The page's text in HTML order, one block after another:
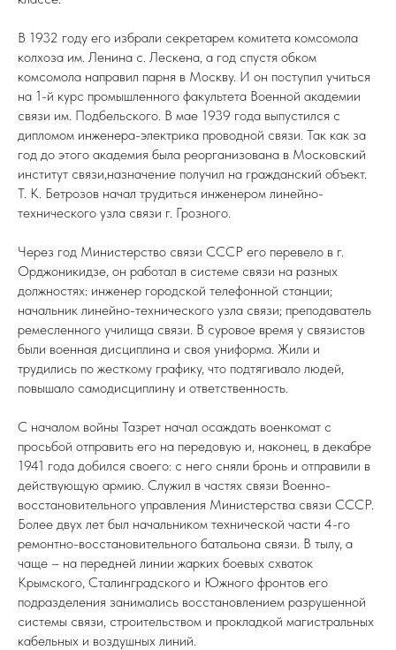
В 1932 году его избрали секретарем комитета комсомола
колхоза им. Ленина с. Лескена, а год спустя обком
комсомола направил парня в Москву. И он поступил учиться
на 1-й курс промышленного факультета Военной академии
связи им. Подбельского. В мае 1939 года выпустился с
дипломом инженера-электрика проводной связи. Так как за
год до этого академия была реорганизована в Московский
институт связи,назначение получил на гражданский объект.
Т. К. Бетрозов начал трудиться инженером линейно-
технического узла связи г. Грозного.
Через год Министерство связи СССР его перевело в г.
Орджоникидзе, он работал в системе связи на разных
должностях: инженер городской телефонной станции;
начальник линейно-технического узла связи; преподаватель
ремесленного училища связи. В суровое время у связистов
были военная дисциплина и своя униформа. Жили и
трудились по жесткому графику, что подтягивало людей,
повышало самодисциплину и ответственность.
С началом войны Тазрет начал осаждать военкомат с
просьбой отправить его на передовую и, наконец, в декабре
1941 года добился своего: с него сняли бронь и отправили в
действующую армию. Служил в частях связи Военно-
восстановительного управления Министерства связи СССР.
Более двух лет был начальником технической части 4-го
ремонтно-восстановительного батальона связи. В тылу, а
чаще – на передней линии жарких боевых схваток
Крымского, Сталинградского и Южного фронтов его
подразделения занимались восстановлением разрушенной
системы связи, строительством и прокладкой магистральных
кабельных и воздушных линий.